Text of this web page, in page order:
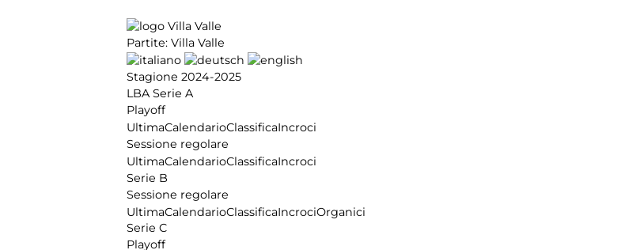
Partite: Villa Valle
Stagione 2024-2025
LBA Serie A
Playoff
UltimaCalendarioClassificaIncroci
Sessione regolare
UltimaCalendarioClassificaIncroci
Serie B
Sessione regolare
UltimaCalendarioClassificaIncrociOrganici
Serie C
Playoff